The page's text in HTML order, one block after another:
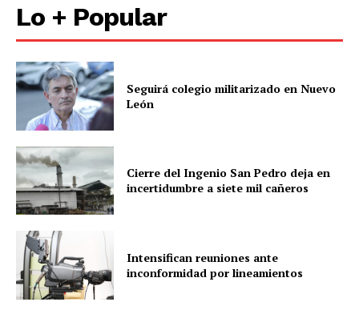
Lo + Popular
Seguirá colegio militarizado en Nuevo
León
Cierre del Ingenio San Pedro deja en
incertidumbre a siete mil cañeros
Intensifican reuniones ante
inconformidad por lineamientos